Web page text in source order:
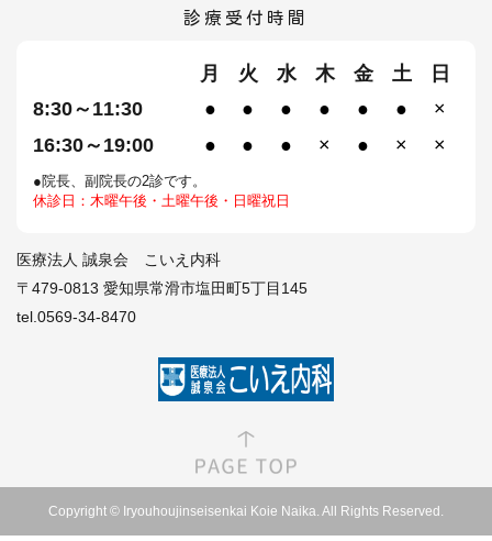
診療受付時間
月 火 水 木 金 土
日
8:30～11:30
● ● ● ● ● ●
×
16:30～19:00
● ● ● × ● × ×
●院長、副院長の2診です。
休診日：木曜午後・土曜午後・日曜祝日
医療法人 誠泉会 こいえ内科
〒479-0813 愛知県常滑市塩田町5丁目145
tel.0569-34-8470
Copyright © Iryouhoujinseisenkai Koie Naika. All Rights Reserved.